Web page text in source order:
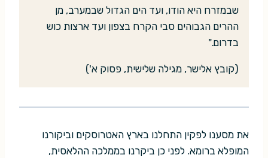
שבמזרח היא הודו, ועד הים הגדול שבמערב, מן
ההרים הגבוהים סבי הקרח בצפון ועד ארצות כוש
בדרום."
(קובץ אלישר, מגילה שלישית, פסוק א')
את מסענו לפקין התחלנו בארץ האטרוסקים וביקורנו
המופלא ברומא. לפני כן ביקרנו בממלכה ההלאסית,